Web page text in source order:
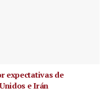
expectativas de
e Irán